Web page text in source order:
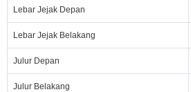
Lebar Jejak Depan
Lebar Jejak Belakang
Julur Depan
Julur Belakang